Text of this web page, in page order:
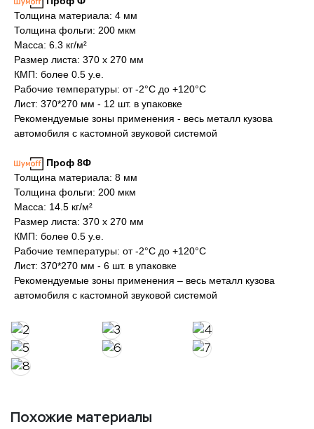
Толщина материала: 4 мм
Толщина фольги: 200 мкм
Масса: 6.3 кг/м²
Размер листа: 370 х 270 мм
КМП: более 0.5 у.е.
Рабочие температуры: от -2°С до +120°С
Лист: 370*270 мм - 12 шт. в упаковке
Рекомендуемые зоны применения - весь металл кузова
автомобиля с кастомной звуковой системой
Проф 8Ф
Толщина материала: 8 мм
Толщина фольги: 200 мкм
Масса: 14.5 кг/м²
Размер листа: 370 х 270 мм
КМП: более 0.5 у.е.
Рабочие температуры: от -2°С до +120°С
Лист: 370*270 мм - 6 шт. в упаковке
Рекомендуемые зоны применения – весь металл кузова
автомобиля с кастомной звуковой системой
Похожие материалы